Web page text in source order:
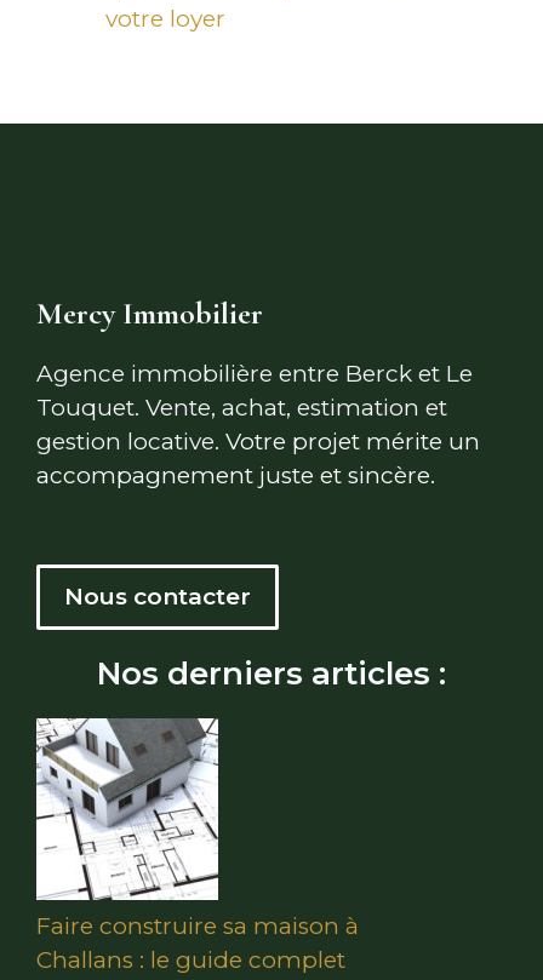
votre loyer
Mercy Immobilier
Agence immobilière entre Berck et Le
Touquet. Vente, achat, estimation et
gestion locative. Votre projet mérite un
accompagnement juste et sincère.
Nous contacter
Nos derniers articles :
Faire construire sa maison à
Challans : le guide complet